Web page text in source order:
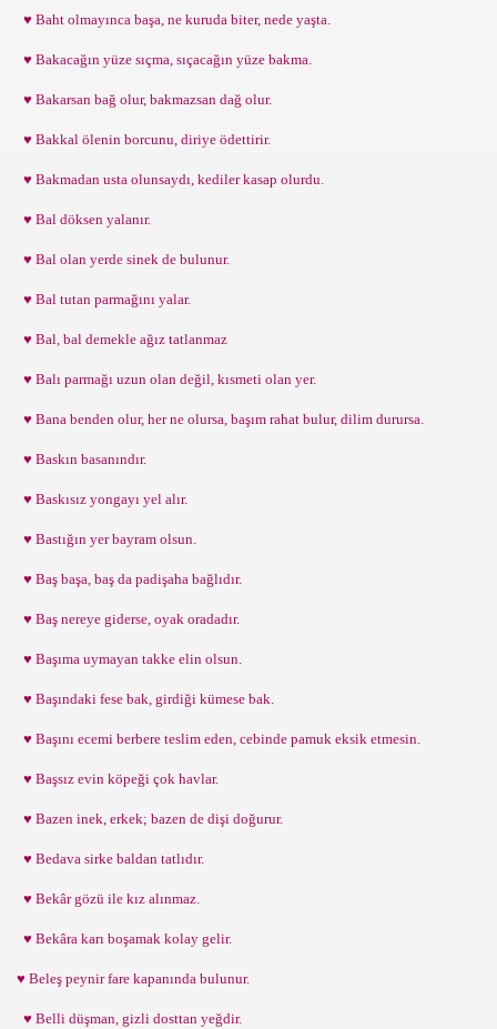
♥ Baht olmayınca başa, ne kuruda biter, nede yaşta.
♥ Bakacağın yüze sıçma, sıçacağın yüze bakma.
♥ Bakarsan bağ olur, bakmazsan dağ olur.
♥ Bakkal ölenin borcunu, diriye ödettirir.
♥ Bakmadan usta olunsaydı, kediler kasap olurdu.
♥ Bal döksen yalanır.
♥ Bal olan yerde sinek de bulunur.
♥ Bal tutan parmağını yalar.
♥ Bal, bal demekle ağız tatlanmaz
♥ Balı parmağı uzun olan değil, kısmeti olan yer.
♥ Bana benden olur, her ne olursa, başım rahat bulur, dilim durursa.
♥ Baskın basanındır.
♥ Baskısız yongayı yel alır.
♥ Bastığın yer bayram olsun.
♥ Baş başa, baş da padişaha bağlıdır.
♥ Baş nereye giderse, oyak oradadır.
♥ Başıma uymayan takke elin olsun.
♥ Başındaki fese bak, girdiği kümese bak.
♥ Başını ecemi berbere teslim eden, cebinde pamuk eksik etmesin.
♥ Başsız evin köpeği çok havlar.
♥ Bazen inek, erkek; bazen de dişi doğurur.
♥ Bedava sirke baldan tatlıdır.
♥ Bekâr gözü ile kız alınmaz.
♥ Bekâra karı boşamak kolay gelir.
♥ Beleş peynir fare kapanında bulunur.
♥ Belli düşman, gizli dosttan yeğdir.